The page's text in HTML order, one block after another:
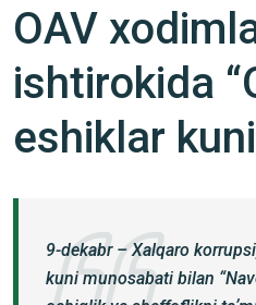
OAV
ishtirokida
eshiklar
9-dekabr – Xalqaro
kuni munosabati bilan